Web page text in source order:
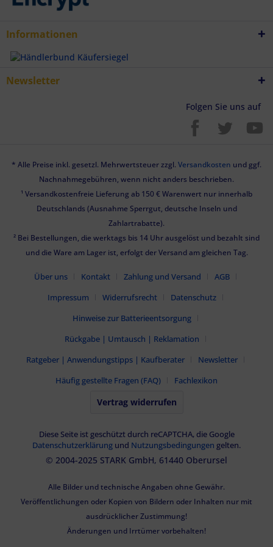
Informationen
Newsletter
Folgen Sie uns auf
* Alle Preise inkl. gesetzl. Mehrwertsteuer zzgl. Versandkosten und ggf.
Nachnahmegebühren, wenn nicht anders beschrieben.
¹ Versandkostenfreie Lieferung ab 150 € Warenwert nur innerhalb
Deutschlands (Ausnahme Sperrgut, deutsche Inseln und
Zahlartrabatte).
² Bei Bestellungen, die werktags bis 14 Uhr ausgelöst und bezahlt sind
und die Ware am Lager ist, erfolgt der Versand am gleichen Tag.
Über uns Kontakt Zahlung und Versand
AGB
Impressum
Widerrufsrecht
Datenschutz
Hinweise zur Batterieentsorgung
Rückgabe | Umtausch | Reklamation
Ratgeber | Anwendungstipps | Kaufberater
Newsletter
Häufig gestellte Fragen (FAQ)
Fachlexikon
Vertrag widerrufen
Diese Seite ist geschützt durch reCAPTCHA, die Google
Datenschutzerklärung und Nutzungsbedingungen gelten.
© 2004-2025 STARK GmbH, 61440 Oberursel
Alle Bilder und technische Angaben ohne Gewähr.
Veröffentlichungen oder Kopien von Bildern oder Inhalten nur mit
ausdrücklicher Zustimmung!
Änderungen und Irrtümer vorbehalten!